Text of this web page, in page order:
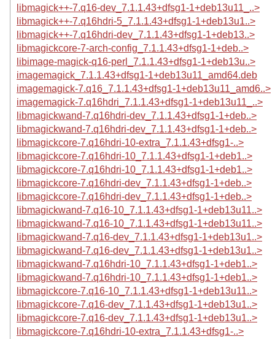
libmagick++-7.q16-dev_7.1.1.43+dfsg1-1+deb13u11_..>
libmagick++-7.q16hdri-5_7.1.1.43+dfsg1-1+deb13u1..>
libmagick++-7.q16hdri-dev_7.1.1.43+dfsg1-1+deb13..>
libmagickcore-7-arch-config_7.1.1.43+dfsg1-1+deb..>
libimage-magick-q16-perl_7.1.1.43+dfsg1-1+deb13u..>
imagemagick_7.1.1.43+dfsg1-1+deb13u11_amd64.deb
imagemagick-7.q16_7.1.1.43+dfsg1-1+deb13u11_amd6..>
imagemagick-7.q16hdri_7.1.1.43+dfsg1-1+deb13u11_..>
libmagickwand-7.q16hdri-dev_7.1.1.43+dfsg1-1+deb..>
libmagickwand-7.q16hdri-dev_7.1.1.43+dfsg1-1+deb..>
libmagickcore-7.q16hdri-10-extra_7.1.1.43+dfsg1-..>
libmagickcore-7.q16hdri-10_7.1.1.43+dfsg1-1+deb1..>
libmagickcore-7.q16hdri-10_7.1.1.43+dfsg1-1+deb1..>
libmagickcore-7.q16hdri-dev_7.1.1.43+dfsg1-1+deb..>
libmagickcore-7.q16hdri-dev_7.1.1.43+dfsg1-1+deb..>
libmagickwand-7.q16-10_7.1.1.43+dfsg1-1+deb13u11..>
libmagickwand-7.q16-10_7.1.1.43+dfsg1-1+deb13u11..>
libmagickwand-7.q16-dev_7.1.1.43+dfsg1-1+deb13u1..>
libmagickwand-7.q16-dev_7.1.1.43+dfsg1-1+deb13u1..>
libmagickwand-7.q16hdri-10_7.1.1.43+dfsg1-1+deb1..>
libmagickwand-7.q16hdri-10_7.1.1.43+dfsg1-1+deb1..>
libmagickcore-7.q16-10_7.1.1.43+dfsg1-1+deb13u11..>
libmagickcore-7.q16-dev_7.1.1.43+dfsg1-1+deb13u1..>
libmagickcore-7.q16-dev_7.1.1.43+dfsg1-1+deb13u1..>
libmagickcore-7.q16hdri-10-extra_7.1.1.43+dfsg1-..>